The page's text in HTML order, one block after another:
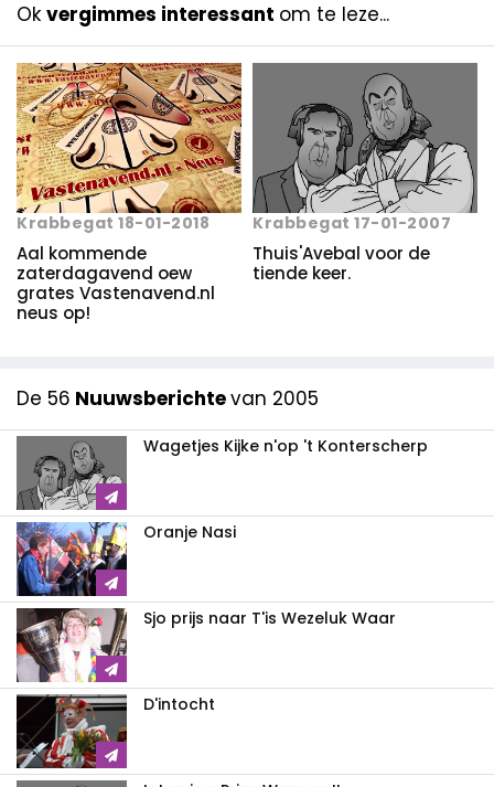
Ok vergimmes interessant om te leze...
Krabbegat 18-01-2018
Aal kommende
zaterdagavend oew
grates Vastenavend.nl
neus op!
Krabbegat 17-01-2007
Thuis'Avebal voor de
tiende keer.
De 56 Nuuwsberichtevan 2005
Wagetjes Kijke n'op 't Konterscherp
Oranje Nasi
Sjo prijs naar T'is Wezeluk Waar
D'intocht